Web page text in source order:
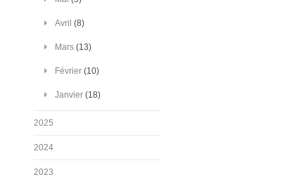
Avril (8)
Mars (13)
Février (10)
Janvier (18)
2025
2024
2023